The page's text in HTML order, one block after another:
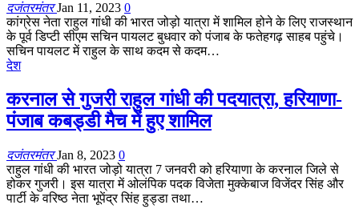
दजंतरमंतरJan 11, 2023 0
कांग्रेस नेता राहुल गांधी की भारत जोड़ो यात्रा में शामिल होने के लिए राजस्थान
के पूर्व डिप्टी सीएम सचिन पायलट बुधवार को पंजाब के फतेहगढ़ साहब पहुंचे।
सचिन पायलट में राहुल के साथ कदम से कदम…
देश
करनाल से गुजरी राहुल गांधी की पदयात्रा, हरियाणा-
पंजाब कबड्डी मैच में हुए शामिल
दजंतरमंतरJan 8, 2023 0
राहुल गांधी की भारत जोड़ो यात्रा 7 जनवरी को हरियाणा के करनाल जिले से
होकर गुजरी। इस यात्रा में ओलंपिक पदक विजेता मुक्केबाज विजेंदर सिंह और
पार्टी के वरिष्ठ नेता भूपेंद्र सिंह हुड्डा तथा…